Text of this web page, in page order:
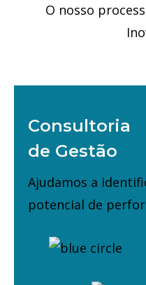
O nosso
Consultoria
de Gestão
Ajudamos a
potencial de